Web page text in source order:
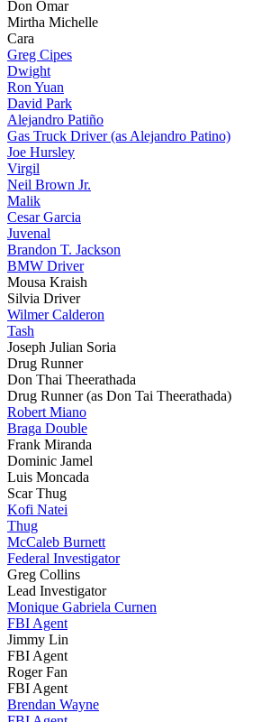
Don Omar
Mirtha Michelle
Cara
Greg Cipes
Dwight
Ron Yuan
David Park
Alejandro Patiño
Gas Truck Driver (as Alejandro Patino)
Joe Hursley
Virgil
Neil Brown Jr.
Malik
Cesar Garcia
Juvenal
Brandon T. Jackson
BMW Driver
Mousa Kraish
Silvia Driver
Wilmer Calderon
Tash
Joseph Julian Soria
Drug Runner
Don Thai Theerathada
Drug Runner (as Don Tai Theerathada)
Robert Miano
Braga Double
Frank Miranda
Dominic Jamel
Luis Moncada
Scar Thug
Kofi Natei
Thug
McCaleb Burnett
Federal Investigator
Greg Collins
Lead Investigator
Monique Gabriela Curnen
FBI Agent
Jimmy Lin
FBI Agent
Roger Fan
FBI Agent
Brendan Wayne